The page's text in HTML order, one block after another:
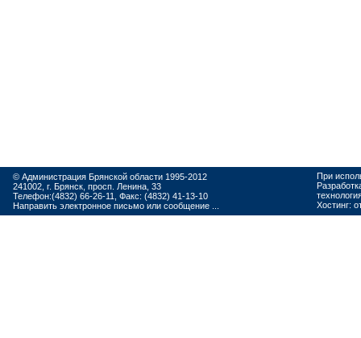
© Администрация Брянской области 1995-2012
241002, г. Брянск, просп. Ленина, 33
Телефон:(4832) 66-26-11, Факс: (4832) 41-13-10
Направить электронное письмо или сообщение ...
При
Хостинг: